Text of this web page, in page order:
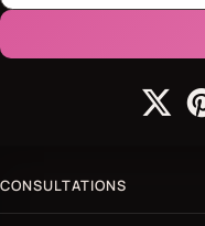
CONSULTATIONS